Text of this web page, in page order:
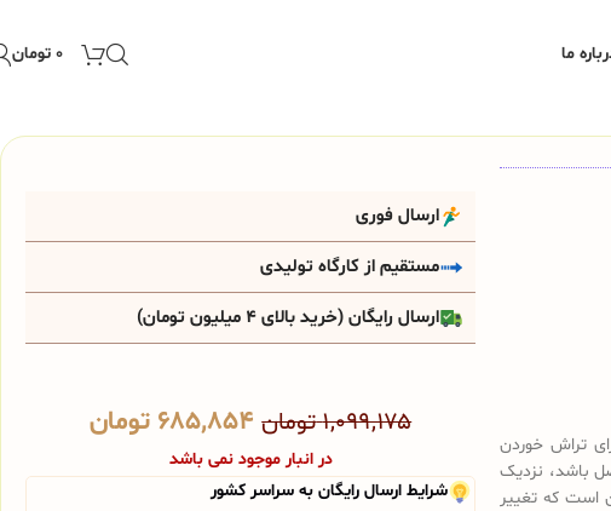
ما ۰ تومان
تراش خوردن
باشد، نزدیک
است که تغییر
ارسال فوری
مستقیم از کارگاه تولیدی
ارسال رایگان (خرید بالای 4 میلیون تومان)
۱,۰۹۹,۱۷۵تومان ۶۸۵,۸۵۴ تومان
در انبار موجود نمی باشد
شرایط ارسال رایگان به سراسر کشور